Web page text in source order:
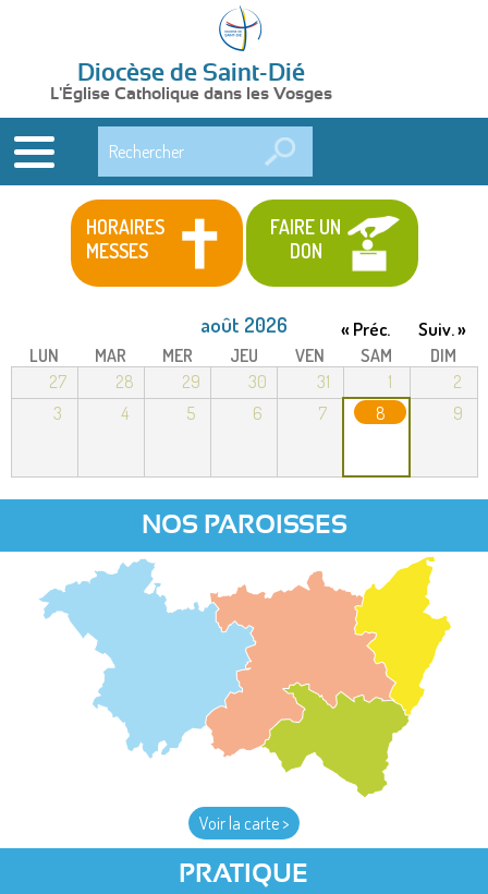
Diocèse de Saint-Dié
L'Église Catholique dans les Vosges
HORAIRES
MESSES
FAIRE UN
DON
août 2026 « Préc. Suiv. »
LUN MAR MER JEU VEN SAM
DIM
27
28 29 30 31 1
2
3
4 5 6 7 8 9
NOS PAROISSES
Voir la carte >
PRATIQUE